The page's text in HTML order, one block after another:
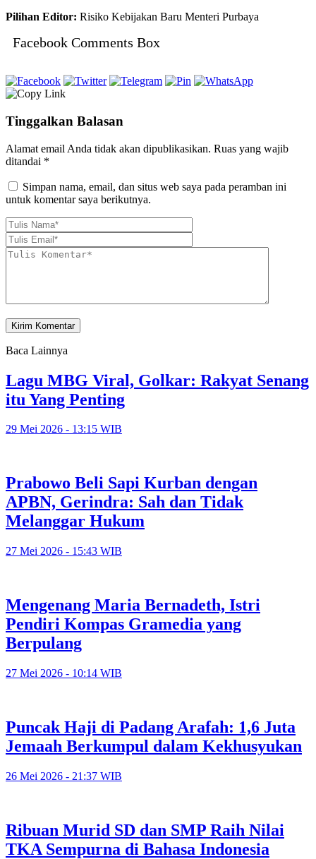
Pilihan Editor: Risiko Kebijakan Baru Menteri Purbaya
Facebook Comments Box
Tinggalkan Balasan
Alamat email Anda tidak akan dipublikasikan. Ruas yang wajib
ditandai *
Simpan nama, email, dan situs web saya pada peramban ini
untuk komentar saya berikutnya.
Baca Lainnya
Lagu MBG Viral, Golkar: Rakyat Senang
itu Yang Penting
29 Mei 2026 - 13:15 WIB
Prabowo Beli Sapi Kurban dengan
APBN, Gerindra: Sah dan Tidak
Melanggar Hukum
27 Mei 2026 - 15:43 WIB
Mengenang Maria Bernadeth, Istri
Pendiri Kompas Gramedia yang
Berpulang
27 Mei 2026 - 10:14 WIB
Puncak Haji di Padang Arafah: 1,6 Juta
Jemaah Berkumpul dalam Kekhusyukan
26 Mei 2026 - 21:37 WIB
Ribuan Murid SD dan SMP Raih Nilai
TKA Sempurna di Bahasa Indonesia